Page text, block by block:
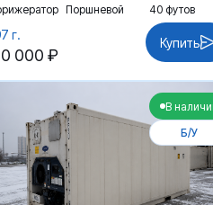
Поршневой 40 футов
г.
000 ₽
Купить
В
Б/У